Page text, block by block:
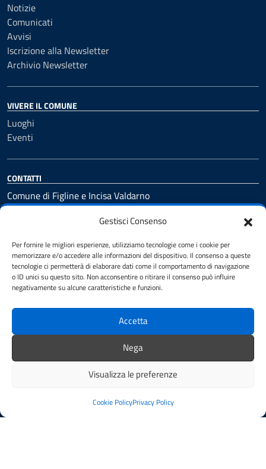
Gestisci Consenso
Per fornire le migliori esperienze, utilizziamo tecnologie come i cookie per
memorizzare e/o accedere alle informazioni del dispositivo. Il consenso a queste
tecnologie ci permetterà di elaborare dati come il comportamento di navigazione
o ID unici su questo sito. Non acconsentire o ritirare il consenso può influire
negativamente su alcune caratteristiche e funzioni.
Accetta
Nega
Visualizza le preferenze
Cookie PolicyPrivacy Policy
Notizie
Comunicati
Avvisi
Iscrizione alla Newsletter
Archivio Newsletter
VIVERE IL COMUNE
Luoghi
Eventi
CONTATTI
Comune di Figline e Incisa Valdarno
Piazza del Municipio, 5, 50063 Figline e Incisa Valdarno FI
Codice fiscale / P. IVA:06396970482
PEC:comune.figlineincisa@postacert.toscana.it
Centralino unico: 05591251
Leggi le FAQ
Prenotazione appuntamento
Segnalazione disservizio
Amministrazione trasparente
Amministrazione trasparente fino al 29/10/2024